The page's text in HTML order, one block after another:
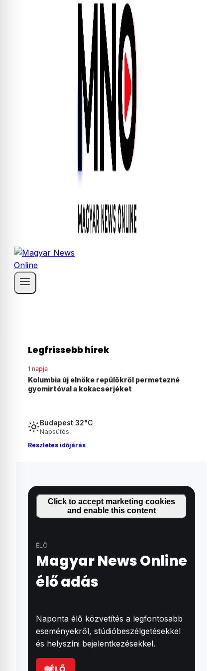
Legfrissebb hírek
1 napja
Agyonvert egy osztrák férfit egy 18 éves
magyar fiú Ausztriában
Budapest 32°C
Napsütés
Részletes időjárás
Click to accept marketing cookies
and enable this content
ÉLŐ
Magyar News Online
élő adás
Naponta élő közvetítés a legfontosabb
eseményekről, stúdióbeszélgetésekkel
és helyszíni bejelentkezésekkel.